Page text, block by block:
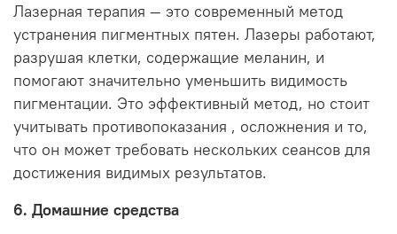
Лазерная терапия — это современный метод
устранения пигментных пятен. Лазеры работают,
разрушая клетки, содержащие меланин, и
помогают значительно уменьшить видимость
пигментации. Это эффективный метод, но стоит
учитывать противопоказания , осложнения и то,
что он может требовать нескольких сеансов для
достижения видимых результатов.
6. Домашние средства